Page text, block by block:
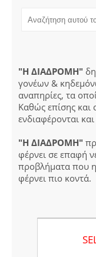
"Η ΔΙΑΔΡΟΜΗ"
γονέων &
αναπηρίες, τα
Καθώς επίσης και
ενδιαφέρονται
"Η ΔΙΑΔΡΟΜΗ"
φέρνει σε επαφή
προβλήματα που η
φέρνει πιο κοντά.